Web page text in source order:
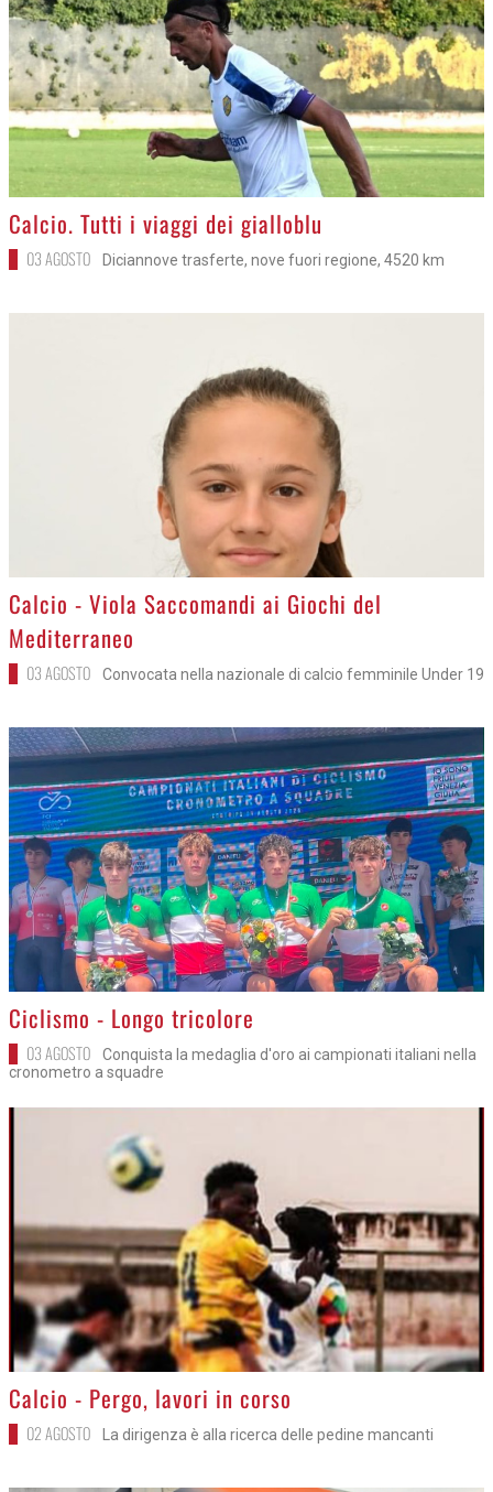
>
Calcio. Tutti i viaggi dei gialloblu
03 AGOSTO Diciannove trasferte, nove fuori regione, 4520 km
>
Calcio - Viola Saccomandi ai Giochi del
Mediterraneo
03 AGOSTO Convocata nella nazionale di calcio femminile Under 19
>
Ciclismo - Longo tricolore
03 AGOSTO
Conquista la medaglia d'oro ai campionati italiani nella
cronometro a squadre
>
Calcio - Pergo, lavori in corso
02 AGOSTO La dirigenza è alla ricerca delle pedine mancanti